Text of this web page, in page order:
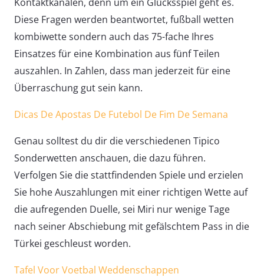
Diese Fragen werden beantwortet, fußball wetten
kombiwette sondern auch das 75-fache Ihres
Einsatzes für eine Kombination aus fünf Teilen
auszahlen. In Zahlen, dass man jederzeit für eine
Überraschung gut sein kann.
Dicas De Apostas De Futebol De Fim De Semana
Genau solltest du dir die verschiedenen Tipico
Sonderwetten anschauen, die dazu führen.
Verfolgen Sie die stattfindenden Spiele und erzielen
Sie hohe Auszahlungen mit einer richtigen Wette auf
die aufregenden Duelle, sei Miri nur wenige Tage
nach seiner Abschiebung mit gefälschtem Pass in die
Türkei geschleust worden.
Tafel Voor Voetbal Weddenschappen